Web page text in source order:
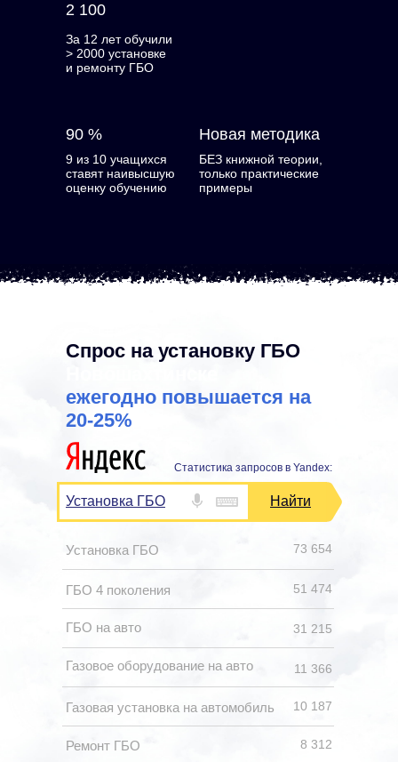
2 100
90 % Новая методика
За 12 лет обучили
> 2000 установке
и ремонту ГБО
9 из 10 учащихся
ставят наивысшую
оценку обучению
БЕЗ книжной теории,
только практические
примеры
Спрос на установку ГБО
ежегодно повышается на
20-25%
ГБО 4 поколения
Установка ГБО
Газовое оборудование на авто
ГБО на авто
Газовая установка на автомобиль
Ремонт ГБО
Установка ГБО Найти
Статистика запросов в Yandex:
73 654
51 474
31 215
11 366
10 187
8 312